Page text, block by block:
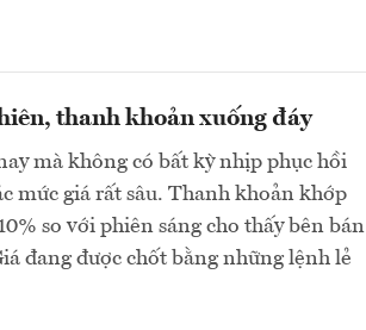
thanh khoản xuống đáy
mà không có bất kỳ nhịp phục hồi
mức giá rất sâu. Thanh khoản khớp
so với phiên sáng cho thấy bên bán
đang được chốt bằng những lệnh lẻ